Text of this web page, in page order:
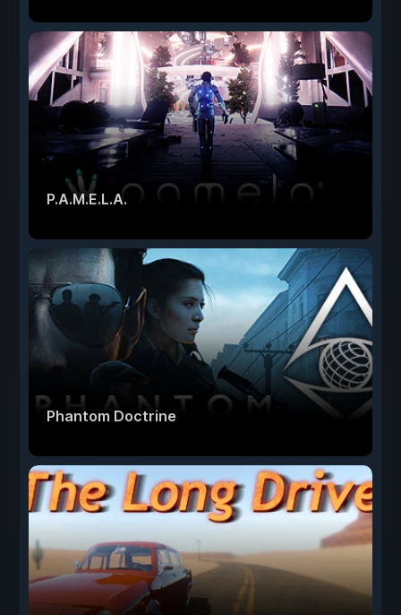
P.A.M.E.L.A.
Phantom Doctrine